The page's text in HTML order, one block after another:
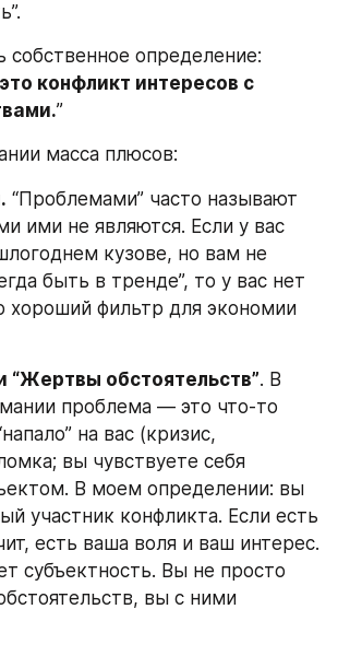
собственное определение:
конфликт интересов с
”
масса плюсов:
“Проблемами” часто называют
ими не являются. Если у вас
кузове, но вам не
быть в тренде”, то у вас нет
хороший фильтр для экономии
“Жертвы обстоятельств”. В
проблема — это что-то
на вас (кризис,
вы чувствуете себя
В моем определении: вы
участник конфликта. Если есть
есть ваша воля и ваш интерес.
субъектность. Вы не просто
вы с ними